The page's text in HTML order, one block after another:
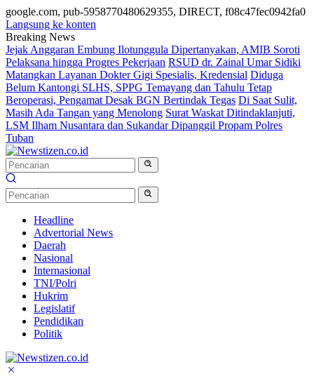
google.com, pub-5958770480629355, DIRECT, f08c47fec0942fa0
Langsung ke konten
Breaking News
Jejak Anggaran Embung Ilotunggula Dipertanyakan, AMIB Soroti
Pelaksana hingga Progres Pekerjaan RSUD dr. Zainal Umar Sidiki
Matangkan Layanan Dokter Gigi Spesialis, Kredensial Diduga
Belum Kantongi SLHS, SPPG Temayang dan Tahulu Tetap
Beroperasi, Pengamat Desak BGN Bertindak Tegas Di Saat Sulit,
Masih Ada Tangan yang Menolong Surat Waskat Ditindaklanjuti,
LSM Ilham Nusantara dan Sukandar Dipanggil Propam Polres
Tuban
Headline
Advertorial News
Daerah
Nasional
Internasional
TNI/Polri
Hukrim
Legislatif
Pendidikan
Politik